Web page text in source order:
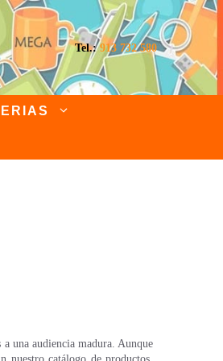
Tel.:913 732 580
una audiencia madura. Aunque